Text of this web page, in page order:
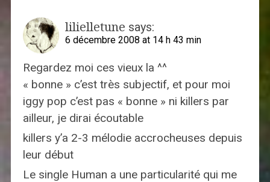
lilielletune says:
6 décembre 2008 at 14 h 43 min
Regardez moi ces vieux la ^^
« bonne » c’est très subjectif, et pour moi
iggy pop c’est pas « bonne » ni killers par
ailleur, je dirai écoutable
killers y’a 2-3 mélodie accrocheuses depuis
leur début
Le single Human a une particularité qui me